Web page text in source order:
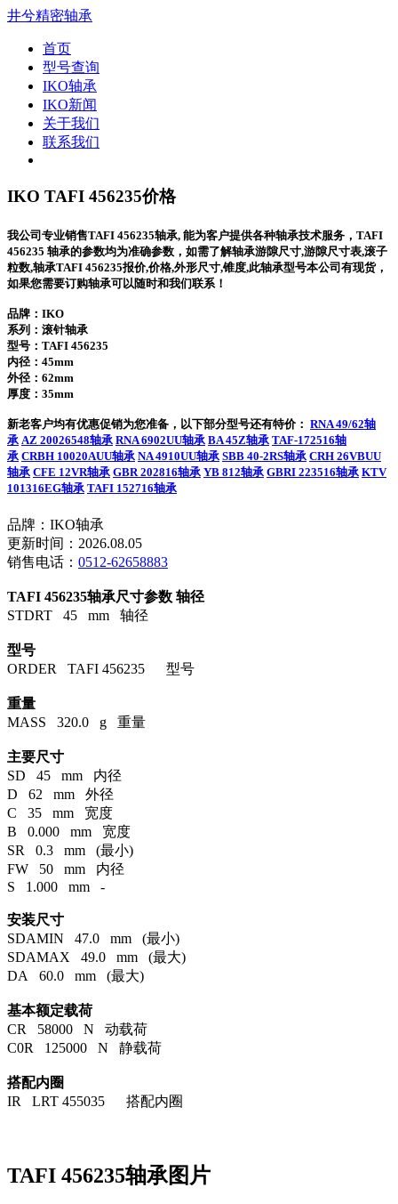
井兮精密轴承
首页
型号查询
IKO轴承
IKO新闻
关于我们
联系我们
IKO TAFI 456235价格
我公司专业销售TAFI 456235轴承, 能为客户提供各种轴承技术服务，TAFI
456235 轴承的参数均为准确参数，如需了解轴承游隙尺寸,游隙尺寸表,滚子
粒数,轴承TAFI 456235报价,价格,外形尺寸,锥度,此轴承型号本公司有现货，
如果您需要订购轴承可以随时和我们联系！
品牌：IKO
系列：滚针轴承
型号： TAFI 456235
内径：45mm
外径：62mm
厚度：35mm
新老客户均有优惠促销为您准备，以下部分型号还有特价： RNA 49/62轴
承 AZ 20026548轴承 RNA 6902UU轴承 BA 45Z轴承 TAF-172516轴
承 CRBH 10020AUU轴承 NA 4910UU轴承 SBB 40-2RS轴承 CRH 26VBUU
轴承 CFE 12VR轴承 GBR 202816轴承 YB 812轴承 GBRI 223516轴承 KTV
101316EG轴承 TAFI 152716轴承
品牌：IKO轴承
更新时间：2026.08.05
销售电话： 0512-62658883
TAFI 456235轴承尺寸参数 轴径
STDRT 45 mm 轴径
型号
ORDER TAFI 456235 型号
重量
MASS 320.0 g 重量
主要尺寸
SD 45 mm 内径
D 62 mm 外径
C 35 mm 宽度
B 0.000 mm 宽度
SR 0.3 mm (最小)
FW 50 mm 内径
S 1.000 mm -
安装尺寸
SDAMIN 47.0 mm (最小)
SDAMAX 49.0 mm (最大)
DA 60.0 mm (最大)
基本额定载荷
CR 58000 N 动载荷
C0R 125000 N 静载荷
搭配内圈
IR LRT 455035 搭配内圈
TAFI 456235轴承图片